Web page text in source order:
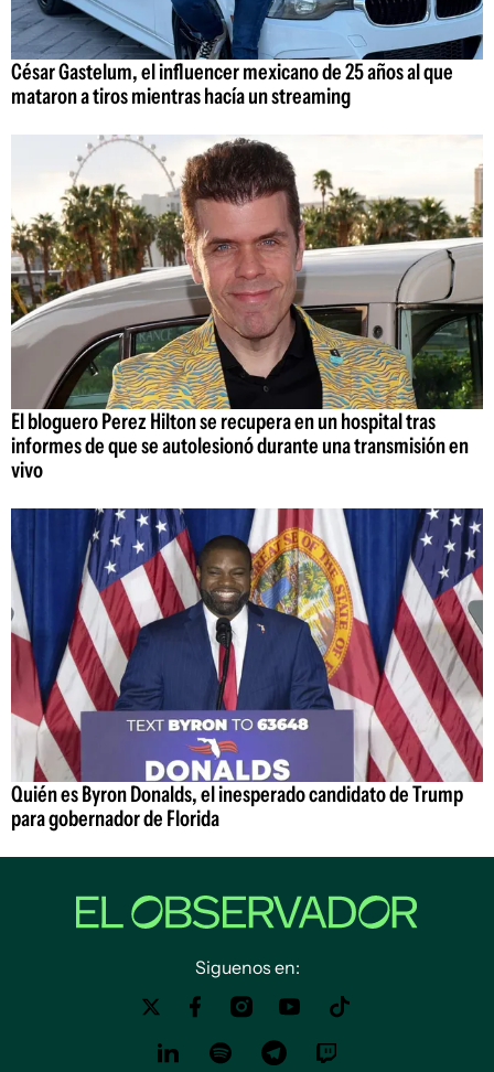
César Gastelum, el influencer mexicano de 25 años al que
mataron a tiros mientras hacía un streaming
El bloguero Perez Hilton se recupera en un hospital tras
informes de que se autolesionó durante una transmisión en
vivo
Quién es Byron Donalds, el inesperado candidato de Trump
para gobernador de Florida
Siguenos en: